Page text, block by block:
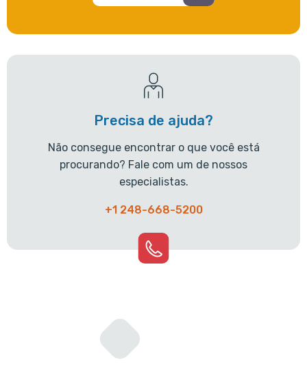
Precisa de ajuda?
Não consegue encontrar o que você está
procurando? Fale com um de nossos
especialistas.
+1 248-668-5200